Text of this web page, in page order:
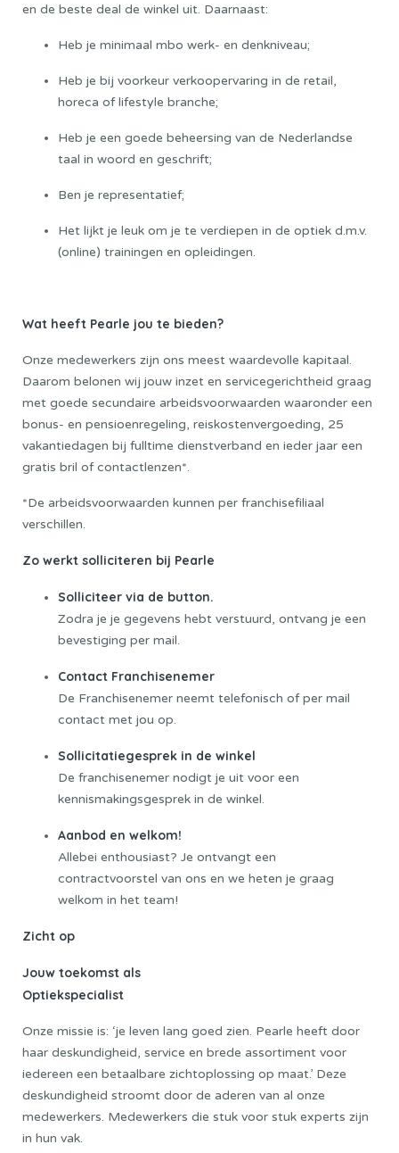
en de beste deal de winkel uit. Daarnaast:
Heb je minimaal mbo werk- en denkniveau;
Heb je bij voorkeur verkoopervaring in de retail,
horeca of lifestyle branche;
Heb je een goede beheersing van de Nederlandse
taal in woord en geschrift;
Ben je representatief;
Het lijkt je leuk om je te verdiepen in de optiek d.m.v.
(online) trainingen en opleidingen.
Wat heeft Pearle jou te bieden?
Onze medewerkers zijn ons meest waardevolle kapitaal.
Daarom belonen wij jouw inzet en servicegerichtheid graag
met goede secundaire arbeidsvoorwaarden waaronder een
bonus- en pensioenregeling, reiskostenvergoeding, 25
vakantiedagen bij fulltime dienstverband en ieder jaar een
gratis bril of contactlenzen*.
*De arbeidsvoorwaarden kunnen per franchisefiliaal
verschillen.
Zo werkt solliciteren bij Pearle
Solliciteer via de button.
Zodra je je gegevens hebt verstuurd, ontvang je een
bevestiging per mail.
Contact Franchisenemer
De Franchisenemer neemt telefonisch of per mail
contact met jou op.
Sollicitatiegesprek in de winkel
De franchisenemer nodigt je uit voor een
kennismakingsgesprek in de winkel.
Aanbod en welkom!
Allebei enthousiast? Je ontvangt een
contractvoorstel van ons en we heten je graag
welkom in het team!
Zicht op
Jouw toekomst als
Optiekspecialist
Onze missie is: ‘je leven lang goed zien. Pearle heeft door
haar deskundigheid, service en brede assortiment voor
iedereen een betaalbare zichtoplossing op maat.’ Deze
deskundigheid stroomt door de aderen van al onze
medewerkers. Medewerkers die stuk voor stuk experts zijn
in hun vak.